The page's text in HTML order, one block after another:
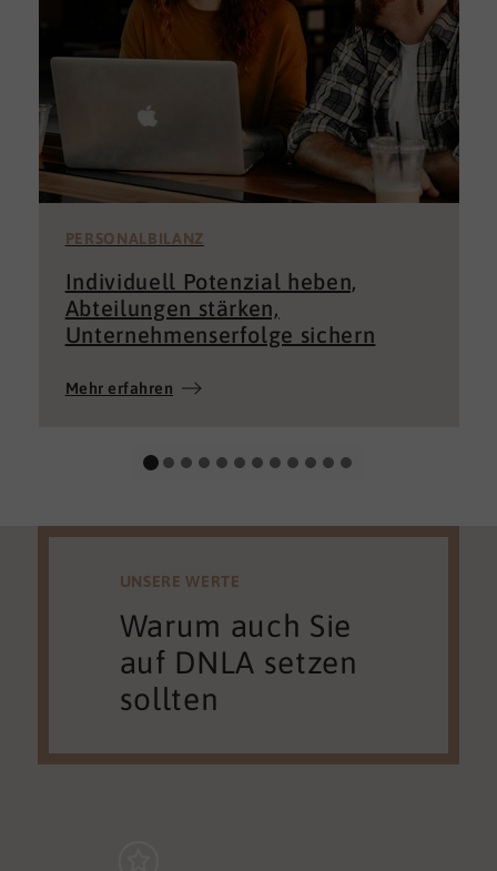
PERSONALBILANZ
Individuell Potenzial heben,
Abteilungen stärken,
Unternehmenserfolge sichern
Mehr erfahren
UNSERE WERTE
Warum auch Sie
auf DNLA setzen
sollten